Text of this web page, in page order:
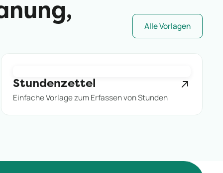
Alle Vorlagen
Stundenzettel
Einfache Vorlage zum Erfassen von Stunden